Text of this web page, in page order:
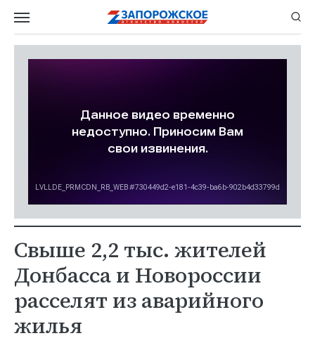
Свыше 2,2 тыс. жителей
Донбасса и Новороссии
расселят из аварийного
жилья